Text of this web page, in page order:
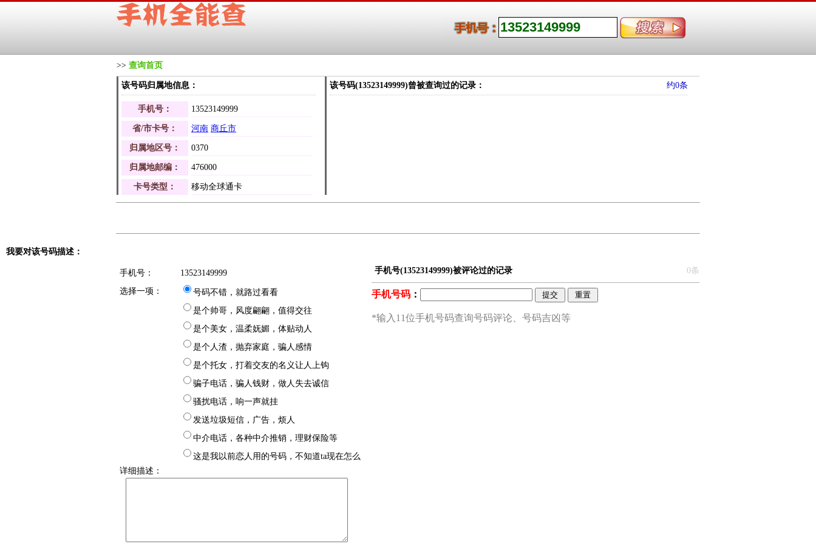
>> 查询首页
该号码归属地信息：
手机号： 13523149999
省/市卡号： 河南 商丘市
归属地区号： 0370
归属地邮编： 476000
卡号类型： 移动全球通卡
约0条
该号码(13523149999)曾被查询过的记录：
我要对该号码描述：
手机号：
13523149999
选择一项：
号码不错，就路过看看
是个帅哥，风度翩翩，值得交往
是个美女，温柔妩媚，体贴动人
是个人渣，抛弃家庭，骗人感情
是个托女，打着交友的名义让人上钩
骗子电话，骗人钱财，做人失去诚信
骚扰电话，响一声就挂
发送垃圾短信，广告，烦人
中介电话，各种中介推销，理财保险等
这是我以前恋人用的号码，不知道ta现在怎么
详细描述：
0条
手机号(13523149999)被评论过的记录